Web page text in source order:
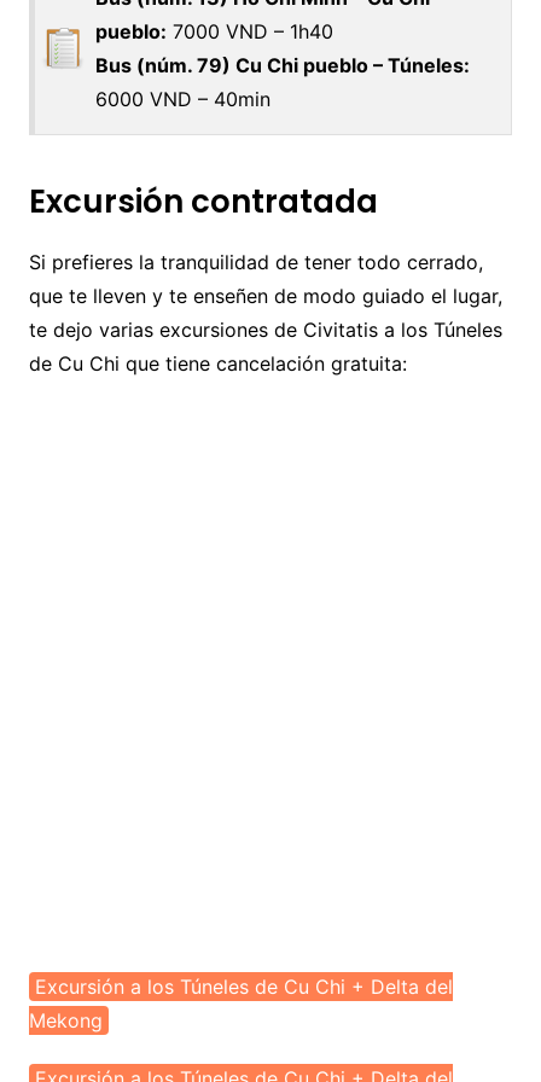
pueblo: 7000 VND – 1h40
Bus (núm. 79) Cu Chi pueblo – Túneles:
6000 VND – 40min
Excursión contratada
Si prefieres la tranquilidad de tener todo cerrado,
que te lleven y te enseñen de modo guiado el lugar,
te dejo varias excursiones de Civitatis a los Túneles
de Cu Chi que tiene cancelación gratuita:
Excursión a los Túneles de Cu Chi + Delta del
Mekong